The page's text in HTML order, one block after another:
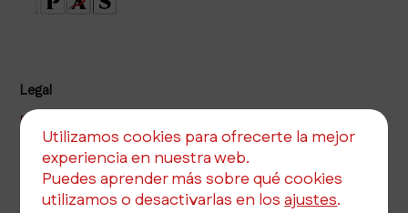
Legal
Política de privacidad
Política de cookies
Aviso legal
Teléfono
Utilizamos cookies para ofrecerte la mejor
experiencia en nuestra web.
Puedes aprender más sobre qué cookies
utilizamos o desactivarlas en losajustes.